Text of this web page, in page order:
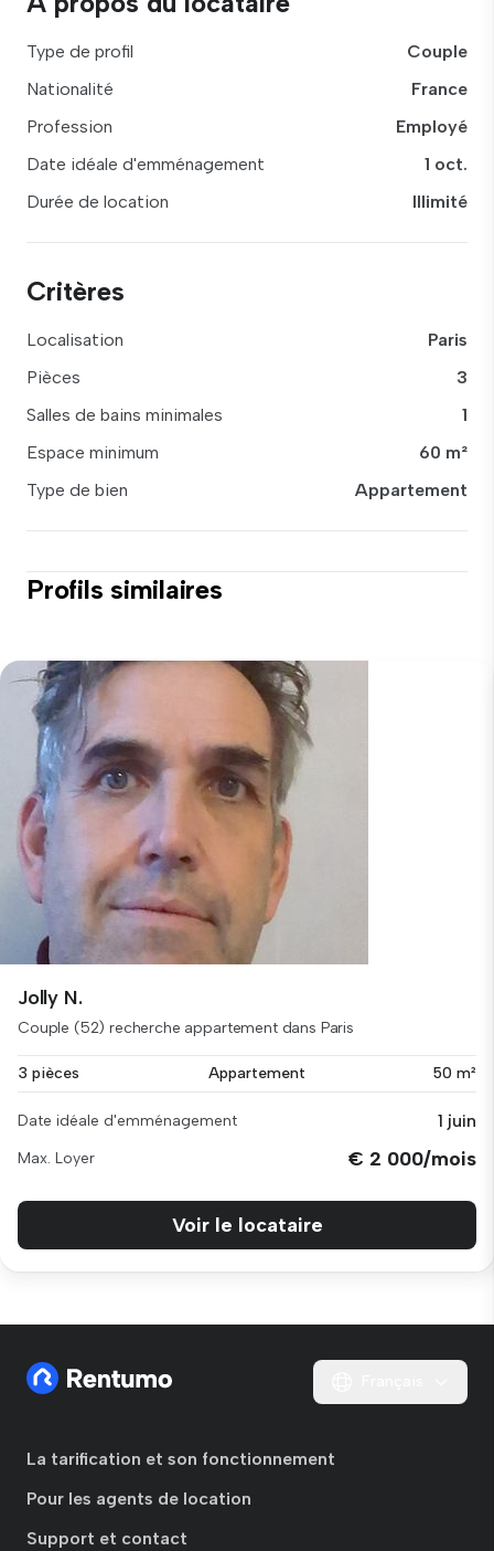
Type de profil
Couple
Nationalité
France
Profession
Employé
Date idéale d'emménagement
1 oct.
Durée de location
Illimité
Critères
Localisation
Paris
Pièces
3
Salles de bains minimales
1
Espace minimum
60 m²
Type de bien
Appartement
Profils similaires
Jolly N.
Couple (52) recherche appartement dans Paris
3 pièces Appartement 50 m²
Date idéale d'emménagement 1 juin
Max. Loyer € 2 000/mois
Voir le locataire
La tarification et son fonctionnement
Pour les agents de location
Support et contact